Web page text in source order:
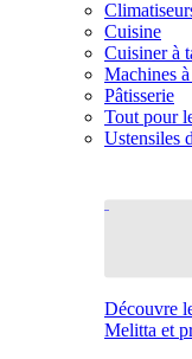
Cuisine
Cuisiner à
Machines
Pâtisserie
Tout pour
Ustensiles
Découvre
Melitta et